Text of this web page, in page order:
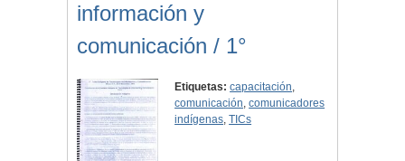
información y
comunicación / 1°
Etiquetas: capacitación,
comunicación,comunicadores
indígenas,TICs